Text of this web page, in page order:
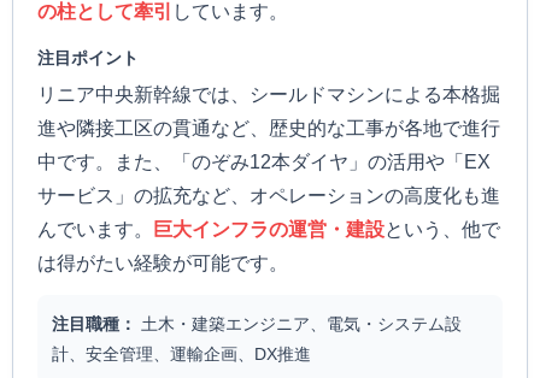
の柱として牽引 しています。
注目ポイント
リニア中央新幹線では、シールドマシンによる本格掘
進や隣接工区の貫通など、歴史的な工事が各地で進行
中です。また、「のぞみ12本ダイヤ」の活用や「EX
サービス」の拡充など、オペレーションの高度化も進
んでいます。
巨大インフラの運営・建設という、他で
は得がたい経験が可能です。
注目職種：
土木・建築エンジニア、電気・システム設
計、安全管理、運輸企画、DX推進